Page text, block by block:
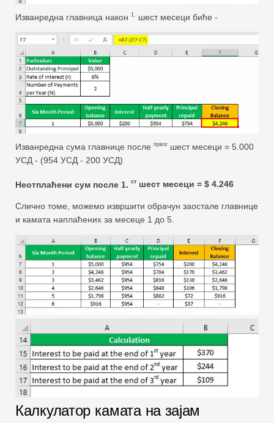
Изванредна главница након 1. шест месеци биће -
Изванредна сума главнице после првог шест месеци = 5.000
УСД - (954 УСД - 200 УСД)
Неотплаћени сум после 1. ст шест месеци = $ 4.246
Слично томе, можемо извршити обрачун заостале главнице
и камата наплаћених за месеце 1 до 5.
Калкулатор камата на зајам